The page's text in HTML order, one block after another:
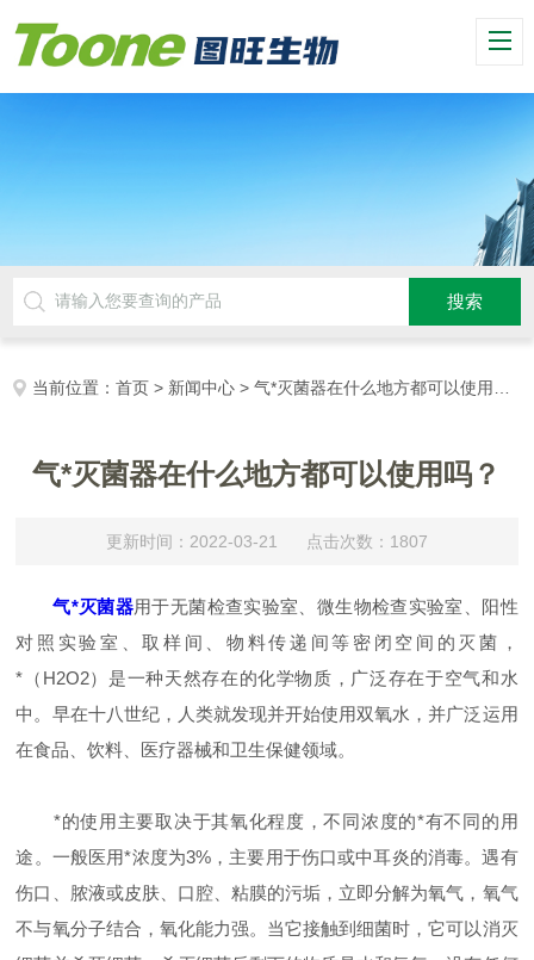
当前位置：首页 > 新闻中心 > 气*灭菌器在什么地方都可以使用吗？
气*灭菌器在什么地方都可以使用吗？
更新时间：2022-03-21 点击次数：1807
气*灭菌器用于无菌检查实验室、微生物检查实验室、阳性
对照实验室、取样间、物料传递间等密闭空间的灭菌，
*（H2O2）是一种天然存在的化学物质，广泛存在于空气和水
中。早在十八世纪，人类就发现并开始使用双氧水，并广泛运用
在食品、饮料、医疗器械和卫生保健领域。
*的使用主要取决于其氧化程度，不同浓度的*有不同的用
途。一般医用*浓度为3%，主要用于伤口或中耳炎的消毒。遇有
伤口、脓液或皮肤、口腔、粘膜的污垢，立即分解为氧气，氧气
不与氧分子结合，氧化能力强。当它接触到细菌时，它可以消灭